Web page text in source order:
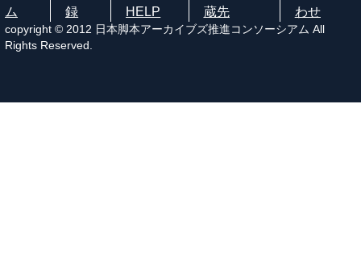
ム
録
HELP
蔵先
わせ
copyright © 2012 日本脚本アーカイブズ推進コンソーシアム All
Rights Reserved.